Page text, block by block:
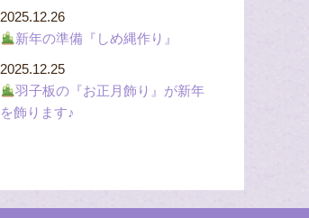
新年の準備『しめ縄作り』
2025.12.26
羽子板の『お正月飾り』が新年
を飾ります♪
2025.12.25